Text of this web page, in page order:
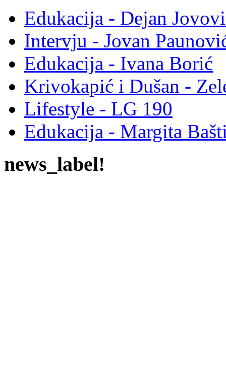
Edukacija - Dejan
Intervju - Jovan
Edukacija - Ivana Borić
Krivokapić i Dušan -
Lifestyle - LG 190
Edukacija - Margita
news_label!